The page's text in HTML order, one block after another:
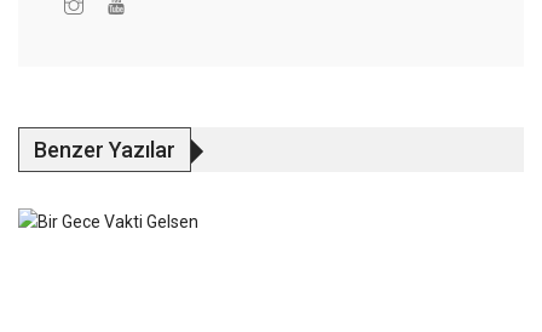
Benzer Yazılar